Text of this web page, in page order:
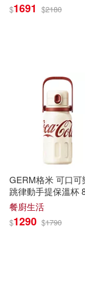
保健(17)
餐廚生活(106)
票券(1)
電子書閱讀器
有聲書(23)
卓錦炎(50)
小妮子(21)
樂海(17)
GLORY
李悅心(13)
姚逸軒(12)
出版社 (可複選)
卓著(208)
Universal(37)
SONY
(可
$1691 $2180
GERM格米 可口可
跳律動手提保溫杯
杯/保溫瓶/保冰杯/水
餐廚生活
$1290 $1790